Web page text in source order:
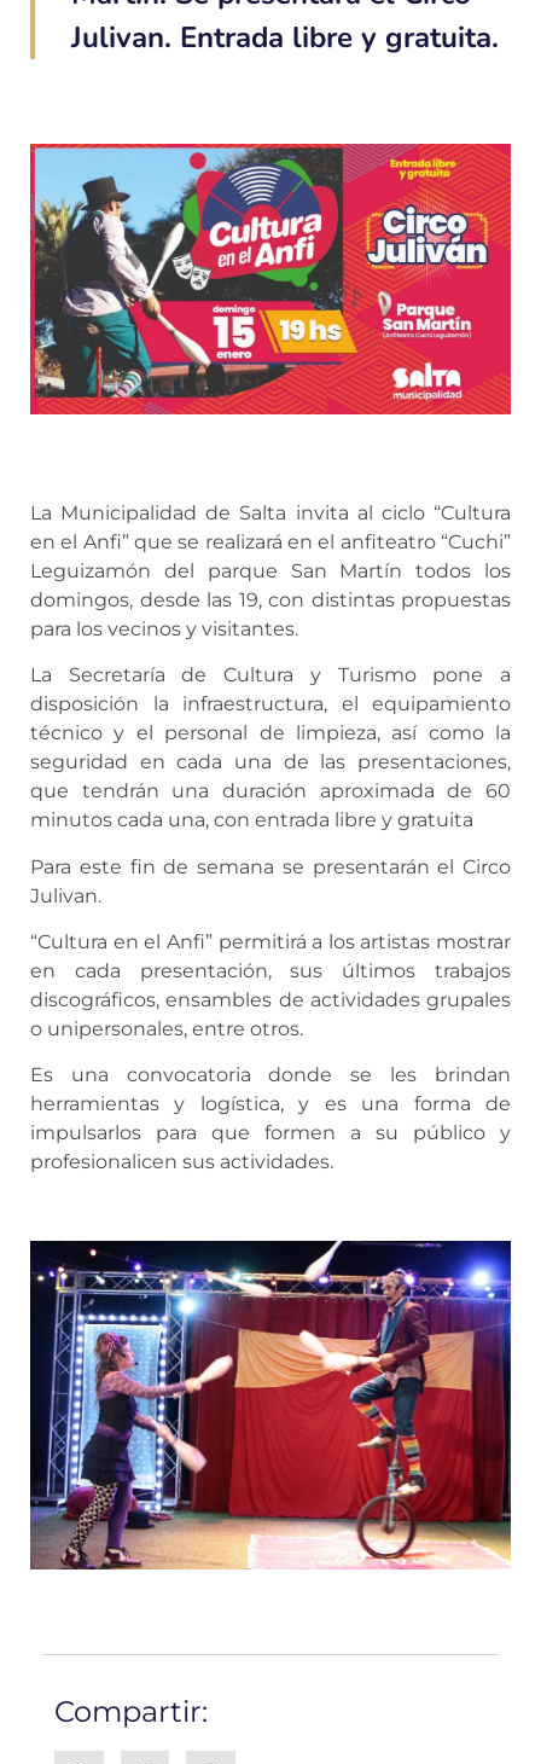
Julivan. Entrada libre y gratuita.
La Municipalidad de Salta invita al ciclo “Cultura
en el Anfi” que se realizará en el anfiteatro “Cuchi”
Leguizamón del parque San Martín todos los
domingos, desde las 19, con distintas propuestas
para los vecinos y visitantes.
La Secretaría de Cultura y Turismo pone a
disposición la infraestructura, el equipamiento
técnico y el personal de limpieza, así como la
seguridad en cada una de las presentaciones,
que tendrán una duración aproximada de 60
minutos cada una, con entrada libre y gratuita
Para este fin de semana se presentarán el Circo
Julivan.
“Cultura en el Anfi” permitirá a los artistas mostrar
en cada presentación, sus últimos trabajos
discográficos, ensambles de actividades grupales
o unipersonales, entre otros.
Es una convocatoria donde se les brindan
herramientas y logística, y es una forma de
impulsarlos para que formen a su público y
profesionalicen sus actividades.
Compartir: